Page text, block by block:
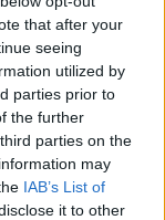
that after your
seeing
utilized by
parties prior to
the further
parties on the
may
IAB’s List of
it to other